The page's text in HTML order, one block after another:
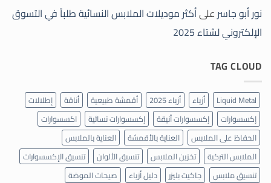
الشتوية
والموديلات
الأكثر
رواجاً
في
نور أبو جاسرعلىأكثر موديلات الملابس النسائية طلباً في التسوق
الإلكتروني لشتاء 2025
TAG CLOUD
Liquid Metal أزياء أزياء 2025 أقمشة طبيعية أناقة
إطلالات
إكسسوارات
إكسسوارات أنيقة إكسسوارات نسائية
اكسسوارات
الحفاظ على الملابس
العناية بالأقمشة
العناية بالملابس
الملابس التركية
تخزين الملابس تنسيق الألوان
تنسيق الإكسسوارات
تنسيق ملابس
جاكيت بليزر دليل أزياء
صيحات الموضة